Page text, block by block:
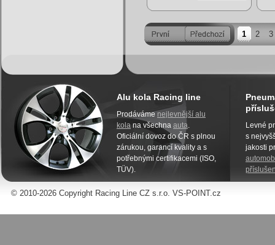
1 2 3
Alu kola Racing line
Prodáváme nejlevnější alu
kola na všechna auta.
Oficiální dovoz do ČR s plnou
zárukou, garancí kvality a s
potřebnými certifikacemi (ISO,
TÜV).
Levné
s
jakosti
© 2010-2026 Copyright Racing Line CZ s.r.o. VS-POINT.cz